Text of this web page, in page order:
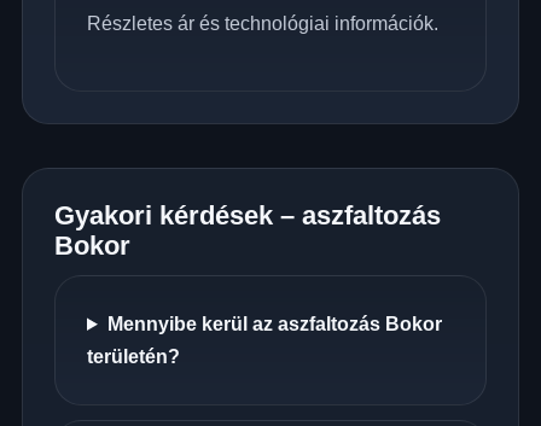
Részletes ár és technológiai információk.
Gyakori kérdések – aszfaltozás
Bokor
Mennyibe kerül az aszfaltozás Bokor
területén?